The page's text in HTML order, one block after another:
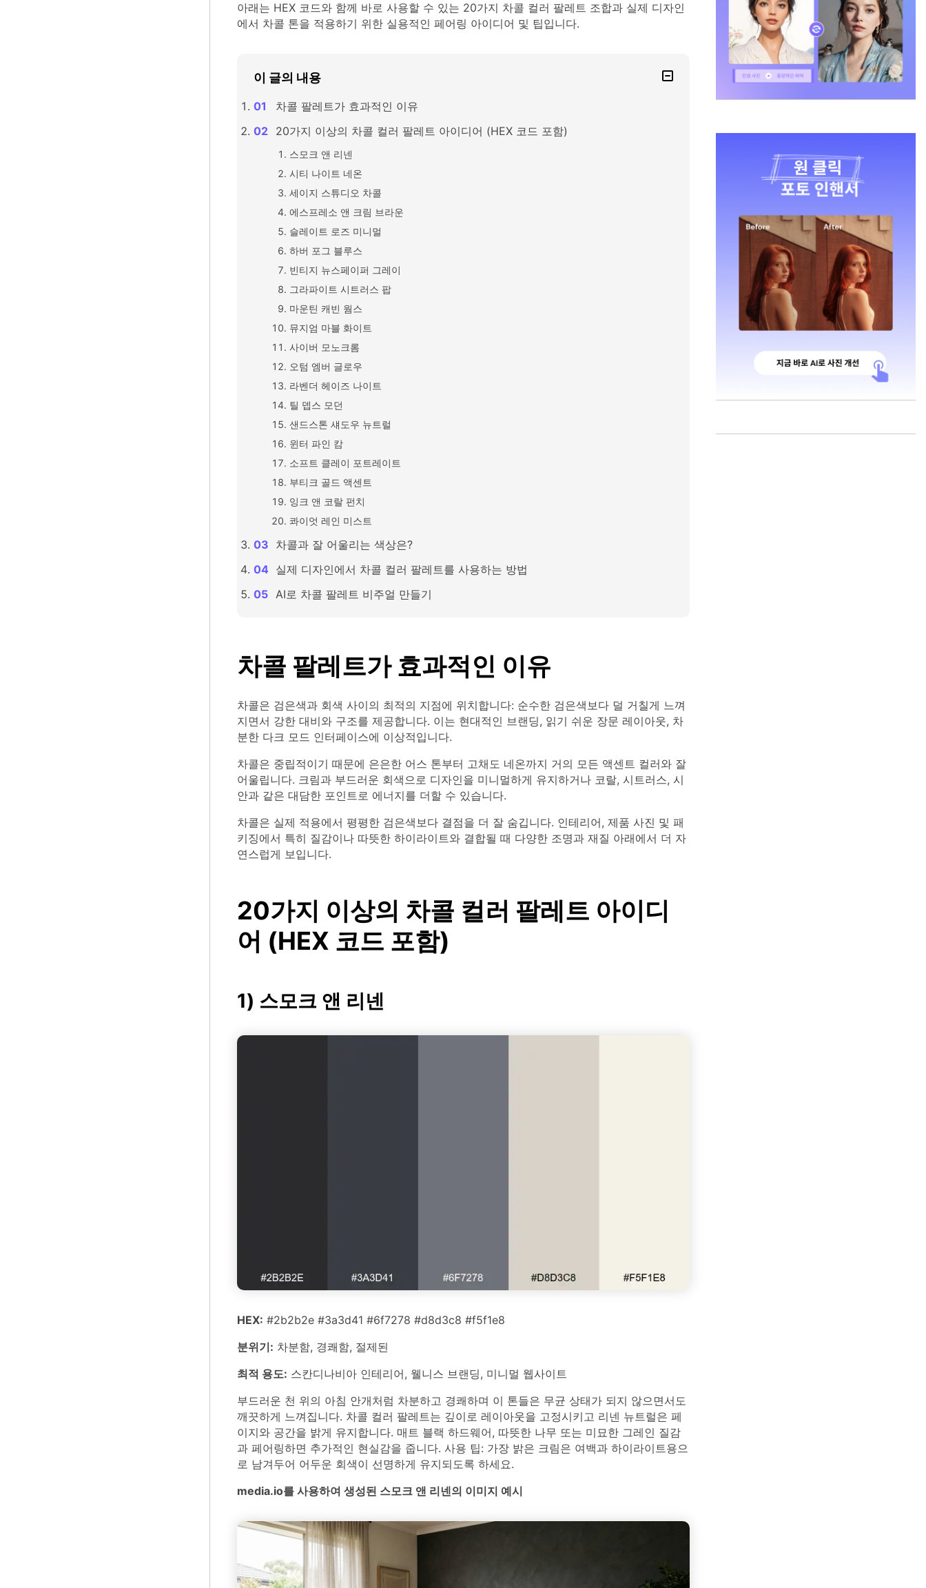
아래는 HEX 코드와 함께 바로 사용할 수 있는 20가지 차콜 컬러 팔레트 조합과 실제 디자인
에서 차콜 톤을 적용하기 위한 실용적인 페어링 아이디어 및 팁입니다.
이 글의 내용
차콜 팔레트가 효과적인 이유
20가지 이상의 차콜 컬러 팔레트 아이디어 (HEX 코드 포함)
스모크 앤 리넨
시티 나이트 네온
세이지 스튜디오 차콜
에스프레소 앤 크림 브라운
슬레이트 로즈 미니멀
하버 포그 블루스
빈티지 뉴스페이퍼 그레이
그라파이트 시트러스 팝
마운틴 캐빈 웜스
뮤지엄 마블 화이트
사이버 모노크롬
오텀 엠버 글로우
라벤더 헤이즈 나이트
틸 뎁스 모던
샌드스톤 섀도우 뉴트럴
윈터 파인 캄
소프트 클레이 포트레이트
부티크 골드 액센트
잉크 앤 코랄 펀치
콰이엇 레인 미스트
차콜과 잘 어울리는 색상은?
실제 디자인에서 차콜 컬러 팔레트를 사용하는 방법
AI로 차콜 팔레트 비주얼 만들기
차콜 팔레트가 효과적인 이유
차콜은 검은색과 회색 사이의 최적의 지점에 위치합니다: 순수한 검은색보다 덜 거칠게 느껴
지면서 강한 대비와 구조를 제공합니다. 이는 현대적인 브랜딩, 읽기 쉬운 장문 레이아웃, 차
분한 다크 모드 인터페이스에 이상적입니다.
차콜은 중립적이기 때문에 은은한 어스 톤부터 고채도 네온까지 거의 모든 액센트 컬러와 잘
어울립니다. 크림과 부드러운 회색으로 디자인을 미니멀하게 유지하거나 코랄, 시트러스, 시
안과 같은 대담한 포인트로 에너지를 더할 수 있습니다.
차콜은 실제 적용에서 평평한 검은색보다 결점을 더 잘 숨깁니다. 인테리어, 제품 사진 및 패
키징에서 특히 질감이나 따뜻한 하이라이트와 결합될 때 다양한 조명과 재질 아래에서 더 자
연스럽게 보입니다.
20가지 이상의 차콜 컬러 팔레트 아이디
어 (HEX 코드 포함)
1) 스모크 앤 리넨
HEX: #2b2b2e #3a3d41 #6f7278 #d8d3c8 #f5f1e8
분위기: 차분함, 경쾌함, 절제된
최적 용도: 스칸디나비아 인테리어, 웰니스 브랜딩, 미니멀 웹사이트
부드러운 천 위의 아침 안개처럼 차분하고 경쾌하며 이 톤들은 무균 상태가 되지 않으면서도
깨끗하게 느껴집니다. 차콜 컬러 팔레트는 깊이로 레이아웃을 고정시키고 리넨 뉴트럴은 페
이지와 공간을 밝게 유지합니다. 매트 블랙 하드웨어, 따뜻한 나무 또는 미묘한 그레인 질감
과 페어링하면 추가적인 현실감을 줍니다. 사용 팁: 가장 밝은 크림은 여백과 하이라이트용으
로 남겨두어 어두운 회색이 선명하게 유지되도록 하세요.
media.io를 사용하여 생성된 스모크 앤 리넨의 이미지 예시